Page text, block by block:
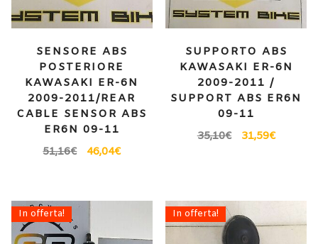
SENSORE ABS
POSTERIORE
KAWASAKI ER-6N
2009-2011/REAR
CABLE SENSOR ABS
ER6N 09-11
51,16€ 46,04€
SUPPORTO ABS
KAWASAKI ER-6N
2009-2011 /
SUPPORT ABS ER6N
09-11
35,10€ 31,59€
In offerta! In offerta!